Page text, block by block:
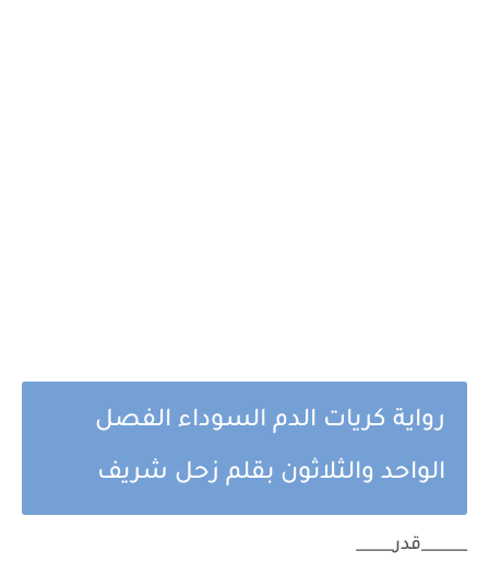
رواية كريات الدم السوداء الفصل
الواحد والثلاثون بقلم زحل شريف
______قدر_____